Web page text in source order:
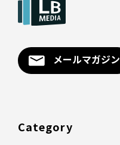
メールマガジン
Category